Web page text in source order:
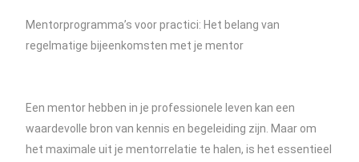
Mentorprogramma’s voor practici: Het belang van
regelmatige bijeenkomsten met je mentor
Een mentor hebben in je professionele leven kan een
waardevolle bron van kennis en begeleiding zijn. Maar om
het maximale uit je mentorrelatie te halen, is het essentieel